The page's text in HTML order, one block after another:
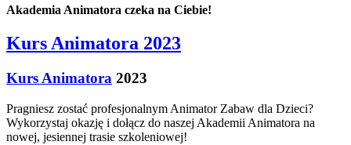
Akademia Animatora czeka na Ciebie!
Kurs Animatora 2023
Kurs Animatora 2023
Pragniesz zostać profesjonalnym Animator Zabaw dla Dzieci?
Wykorzystaj okazję i dołącz do naszej Akademii Animatora na
nowej, jesiennej trasie szkoleniowej!